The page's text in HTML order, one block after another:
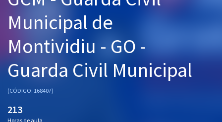
Graduação
Mentorias
Municipal de
Montividiu - GO -
Guarda Civil Municipal
(CÓDIGO: 168407)
213
Horas de aula